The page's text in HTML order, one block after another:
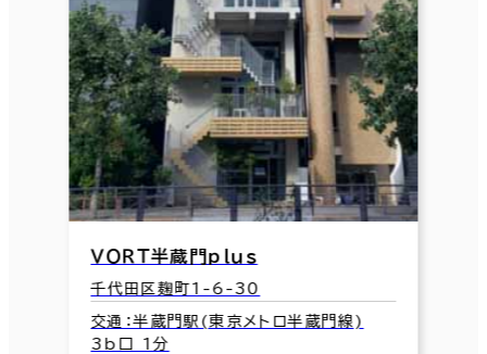
ＶＯＲＴ半蔵門ｐｌｕｓ
千代田区麹町1-6-30
交通：半蔵門駅(東京メトロ半蔵門線)
3b口 1分